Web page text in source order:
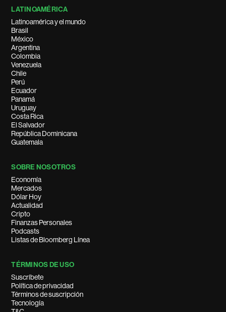
LATINOAMÉRICA
Latinoamérica y el mundo
Brasil
México
Argentina
Colombia
Venezuela
Chile
Perú
Ecuador
Panamá
Uruguay
Costa Rica
El Salvador
República Dominicana
Guatemala
SOBRE NOSOTROS
Economía
Mercados
Dólar Hoy
Actualidad
Cripto
Finanzas Personales
Podcasts
Listas de Bloomberg Línea
TÉRMINOS DE USO
Suscríbete
Política de privacidad
Términos de suscripción
Tecnología